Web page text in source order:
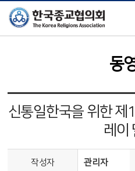
동
신통일한국을 위한 제
레이
작성자 관리자